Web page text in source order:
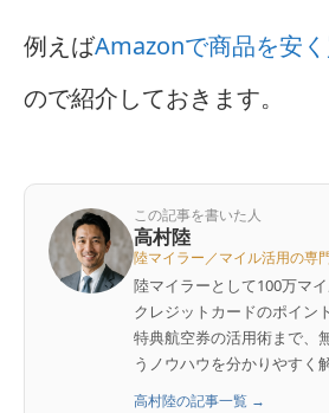
例えばAmazonで商品を安
ので紹介しておきます。
この記事を書いた人
高村陸
陸マイラー／マイル活用の専
陸マイラーとして100万マ
クレジットカードのポイン
特典航空券の活用術まで、
うノウハウを分かりやすく
高村陸の記事一覧 →